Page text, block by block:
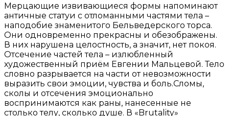
Мерцающие извивающиеся формы напоминают
античные статуи с отломанными частями тела –
наподобие знаменитого Бельведерского торса.
Они одновременно прекрасны и обезображены.
В них нарушена целостность, а значит, нет покоя.
Отсечение частей тела – излюбленный
художественный приём Евгении Мальцевой. Тело
словно разрывается на части от невозможности
выразить свои эмоции, чувства и боль.Сломы,
сколы и отсечения эмоционально
воспринимаются как раны, нанесенные не
столько телу, сколько душе. В «Brutality»